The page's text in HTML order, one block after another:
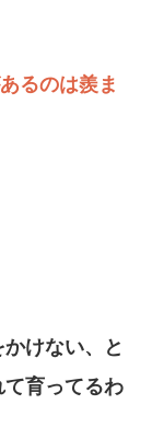
るのは羨ま
けない、と
育ってるわ